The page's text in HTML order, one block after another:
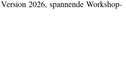
2026, spannende Workshop-